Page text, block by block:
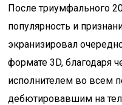
После триумфального
популярность и
экранизировал
формате 3D, благодаря
исполнителем во всем
дебютировавшим на